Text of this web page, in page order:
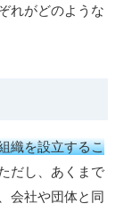
れがどのような
織を設立するこ
だし、あくまで
会社や団体と同